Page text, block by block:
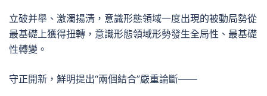
立破并舉、激濁揚清，意識形態領域一度出現的被動局勢從
最基礎上獲得扭轉，意識形態領域形勢發生全局性、最基礎
性轉變。
守正開新，鮮明提出“兩個結合”嚴重論斷——